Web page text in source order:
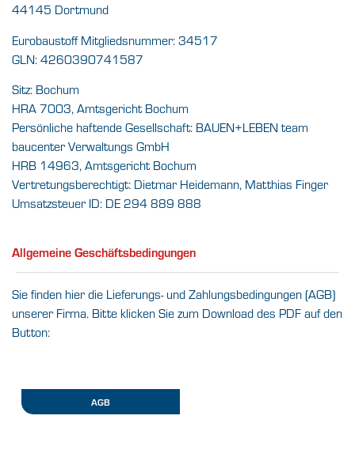
44145 Dortmund
Eurobaustoff Mitgliedsnummer: 34517
GLN: 4260390741587
Sitz: Bochum
HRA 7003, Amtsgericht Bochum
Persönliche haftende Gesellschaft: BAUEN+LEBEN team
baucenter Verwaltungs GmbH
HRB 14963, Amtsgericht Bochum
Vertretungsberechtigt: Dietmar Heidemann, Matthias Finger
Umsatzsteuer ID: DE 294 889 888
Allgemeine Geschäftsbedingungen
Sie finden hier die Lieferungs- und Zahlungsbedingungen (AGB)
unserer Firma. Bitte klicken Sie zum Download des PDF auf den
Button:
AGB